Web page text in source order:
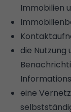
Immobilien
die Nutzung
eine